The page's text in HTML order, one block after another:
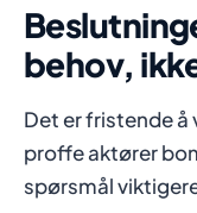
behov,
Det er fristende å
proffe aktører
spørsmål